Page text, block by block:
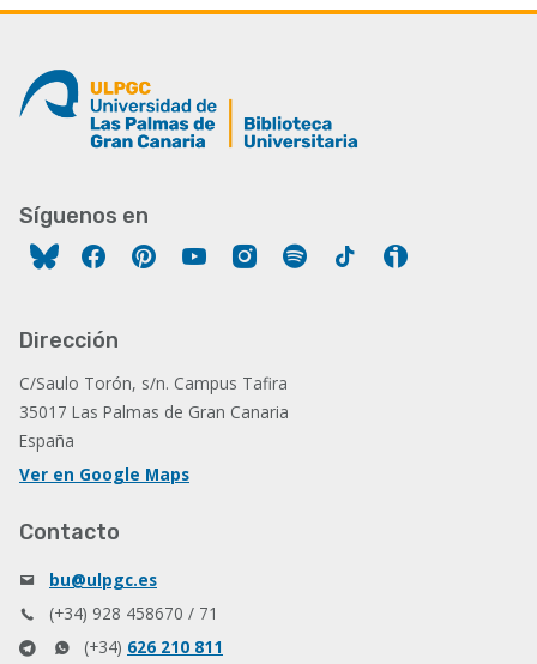
Síguenos en
FacebookPinterestYouTubeInstagram
Spotify Tiktok
Dirección
C/Saulo Torón, s/n. Campus Tafira
35017 Las Palmas de Gran Canaria
España
Ver en Google Maps
Contacto
bu@ulpgc.es
(+34) 928 458670 / 71
(+34) 626 210 811